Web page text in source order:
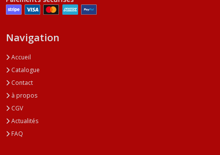
Navigation
Accueil
Catalogue
Contact
à propos
CGV
Actualités
FAQ